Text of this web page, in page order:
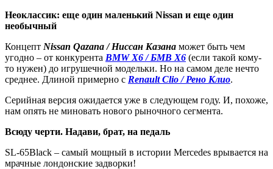
Неоклассик: еще один маленький Nissan и еще один
необычный
Концепт Nissan Qazana / Ниссан Казана может быть чем
угодно – от конкурента BMW X6 / БМВ X6 (если такой кому-
то нужен) до игрушечной модельки. Но на самом деле нечто
среднее. Длиной примерно с Renault Clio / Рено Клио.
Серийная версия ожидается уже в следующем году. И, похоже,
нам опять не миновать нового рыночного сегмента.
Всюду черти. Надави, брат, на педаль
SL-65Black – cамый мощный в истории Mercedes врывается на
мрачные лондонские задворки!